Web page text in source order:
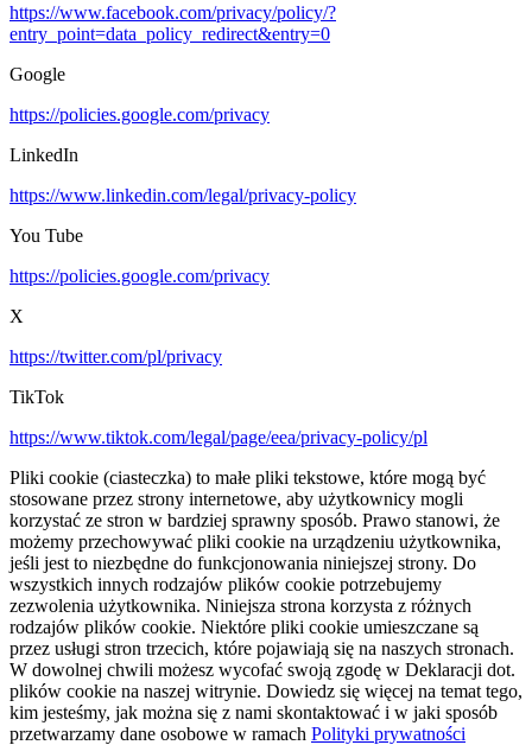
https://www.facebook.com/privacy/policy/?
entry_point=data_policy_redirect&entry=0
Google
https://policies.google.com/privacy
LinkedIn
https://www.linkedin.com/legal/privacy-policy
You Tube
https://policies.google.com/privacy
X
https://twitter.com/pl/privacy
TikTok
https://www.tiktok.com/legal/page/eea/privacy-policy/pl
Pliki cookie (ciasteczka) to małe pliki tekstowe, które mogą być
stosowane przez strony internetowe, aby użytkownicy mogli
korzystać ze stron w bardziej sprawny sposób. Prawo stanowi, że
możemy przechowywać pliki cookie na urządzeniu użytkownika,
jeśli jest to niezbędne do funkcjonowania niniejszej strony. Do
wszystkich innych rodzajów plików cookie potrzebujemy
zezwolenia użytkownika. Niniejsza strona korzysta z różnych
rodzajów plików cookie. Niektóre pliki cookie umieszczane są
przez usługi stron trzecich, które pojawiają się na naszych stronach.
W dowolnej chwili możesz wycofać swoją zgodę w Deklaracji dot.
plików cookie na naszej witrynie. Dowiedz się więcej na temat tego,
kim jesteśmy, jak można się z nami skontaktować i w jaki sposób
przetwarzamy dane osobowe w ramach Polityki prywatności